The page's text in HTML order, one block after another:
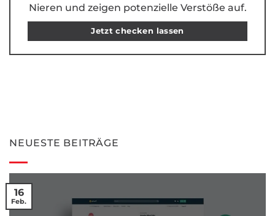
Nieren und zeigen potenzielle Verstöße auf.
Jetzt checken lassen
NEUESTE BEITRÄGE
16
Feb.